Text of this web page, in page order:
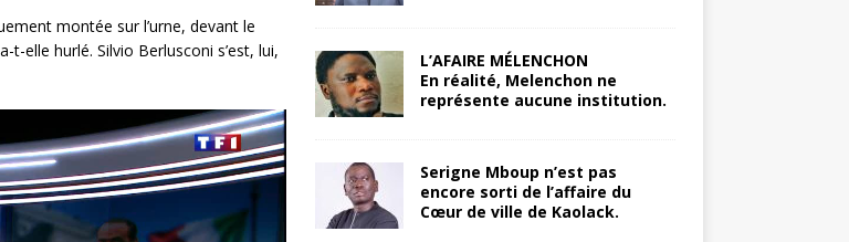
montée sur l’urne, devant le
t-elle hurlé. Silvio Berlusconi s’est, lui,
L’AFAIRE MÉLENCHON
En réalité, Melenchon ne
représente aucune institution.
Serigne Mboup n’est pas
encore sorti de l’affaire du
Cœur de ville de Kaolack.